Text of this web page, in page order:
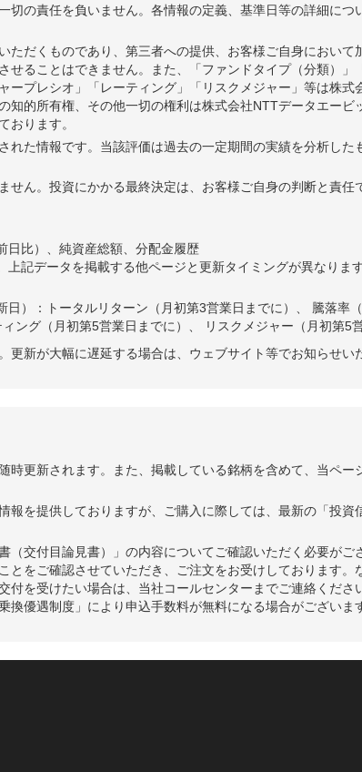
1,224,562
1,233,338
1,241,908
1,233,183
1,225,643
1,189,807
の責任を負いません。各情報の定義、基準日等の詳細につ
だくものであり、第三者への提供、お客様ご自身において
ることはできません。また、「ファンドタイプ（分類）」
ープレシオ」「レーティング」「リスクメジャー」等は株式
知的所有権、その他一切の権利は株式会社NTTデータエービ
おります。
た情報です。当該評価は過去の一定期間の実績を分析した
ん。投資にかかる最終決定は、お客様ご自身の判断と責任
日比）、純資産総額、分配金履歴
記データを掲載する他ページと更新タイミングが異なりま
）：トータルリターン（月初第3営業日までに）、 騰落率
ング（月初第5営業日までに）、 リスクメジャー（月初第5
新が大幅に遅延する場合は、ウェブサイト等でお知らせい
時更新されます。また、掲載している銘柄を含めて、当ペー
を提供しておりますが、ご購入に際しては、最新の「投資
交付目論見書）」の内容についてご確認いただく必要がご
をご確認させていただき、ご注文をお受けしております。
を受けたい場合は、当社コールセンターまでご連絡くださ
優遇制度」により申込手数料が無料になる場合がございま